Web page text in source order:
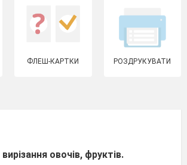
ФЛЕШ-КАРТКИ РОЗДРУКУВАТИ
овочів, фруктів.